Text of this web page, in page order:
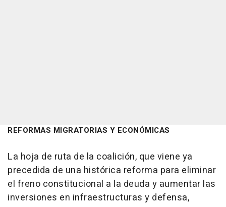
REFORMAS MIGRATORIAS Y ECONÓMICAS
La hoja de ruta de la coalición, que viene ya
precedida de una histórica reforma para eliminar
el freno constitucional a la deuda y aumentar las
inversiones en infraestructuras y defensa,